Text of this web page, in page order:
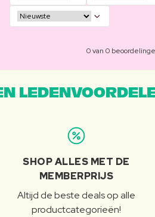
0 van 0
SHOP ALLES MET DE
MEMBERPRIJS
Altijd de beste deals op alle
productcategorieën!